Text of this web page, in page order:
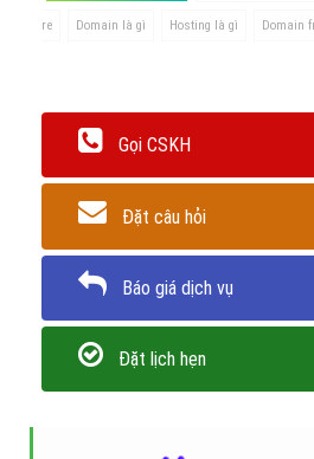
re Domain là gì Hosting là gì Domain
Gọi CSKH
Đặt câu hỏi
Báo giá dịch vụ
Đặt lịch hẹn